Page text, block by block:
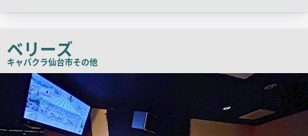
コ
ピ
ベリーズ
キャバクラ仙台市その他
店